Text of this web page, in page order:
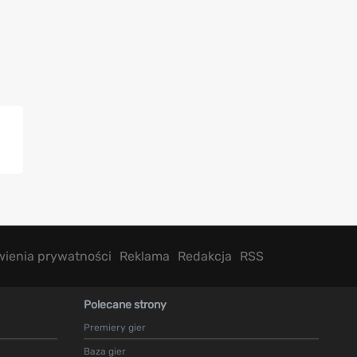
prywatności Reklama Redakcja RSS
Polecane strony
Premiery gier
Baza gier